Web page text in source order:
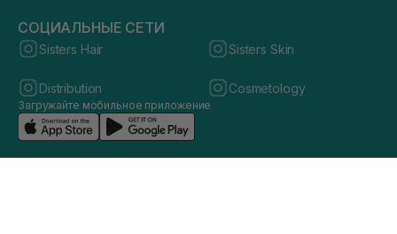
СОЦИАЛЬНЫЕ СЕТИ
Sisters Hair Sisters Skin
Distribution Cosmetology
Загружайте мобильное приложение